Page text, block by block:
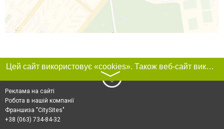
Цей сайт використовує «cookies». Також веб-сайт використовує інтернет-сервіс для збору технічних даних стосовно відвідувачів з метою отримання маркетингової та статистичної інформації. Умови обробки даних відвідувачів сайту див.
〉
Реклама на сайті
Робота в нашій компанії
Франшиза "CitySites"
+38 (063) 734-84-32